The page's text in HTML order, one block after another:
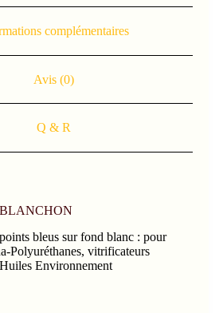
complémentaires
Avis (0)
Q & R
BLANCHON
bleus sur fond blanc : pour
Polyuréthanes, vitrificateurs
Environnement